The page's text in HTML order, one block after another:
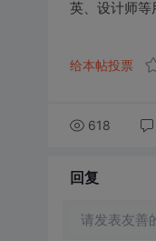
英、设计师等
给本帖投票
618
回复
请发表友善